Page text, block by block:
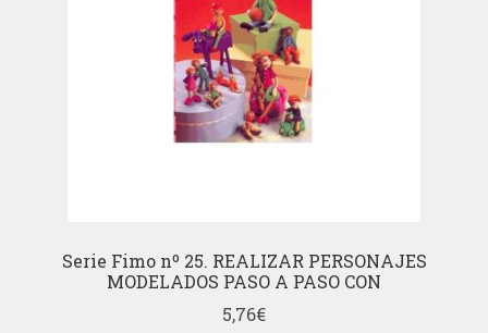
Serie Fimo nº 25. REALIZAR PERSONAJES
MODELADOS PASO A PASO CON
5,76€